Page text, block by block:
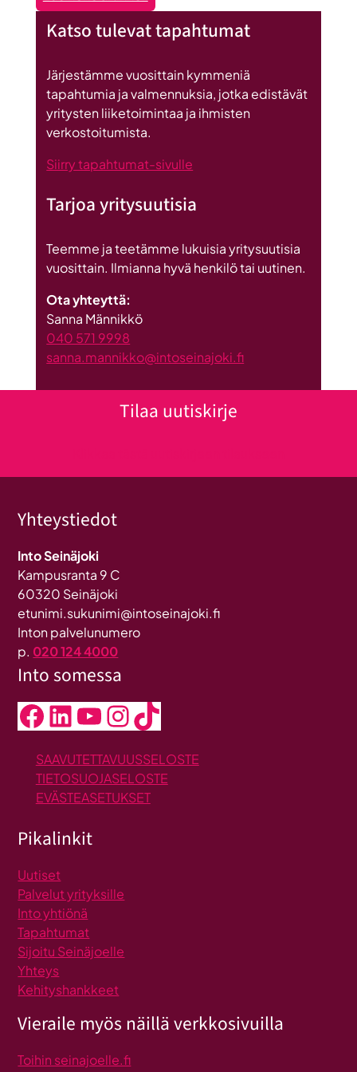
Myyntiliidejä
Euroopasta
2026
Katso tulevat tapahtumat
Järjestämme vuosittain kymmeniä
tapahtumia ja valmennuksia, jotka edistävät
yritysten liiketoimintaa ja ihmisten
verkostoitumista.
Siirry tapahtumat-sivulle
Tarjoa yritysuutisia
Teemme ja teetämme lukuisia yritysuutisia
vuosittain. Ilmianna hyvä henkilö tai uutinen.
Ota yhteyttä:
Sanna Männikkö
040 571 9998
sanna.mannikko@intoseinajoki.fi
Tilaa uutiskirje
Yhteystiedot
Into Seinäjoki
Kampusranta 9 C
60320 Seinäjoki
etunimi.sukunimi@intoseinajoki.fi
Inton palvelunumero
p. 020 124 4000
Into somessa
Facebook LinkedIn YouTube InstagramTikTok
SAAVUTETTAVUUSSELOSTE
TIETOSUOJASELOSTE
EVÄSTEASETUKSET
Pikalinkit
Uutiset
Palvelut yrityksille
Into yhtiönä
Tapahtumat
Sijoitu Seinäjoelle
Yhteys
Kehityshankkeet
Vieraile myös näillä verkkosivuilla
Toihin seinajoelle.fi